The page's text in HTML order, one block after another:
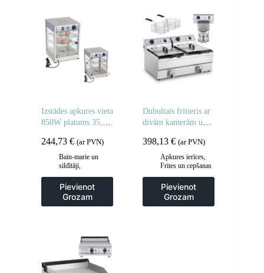
Izstādes apkures vieta
850W platums 35,5
244,73 € (ar PVN)
Bain-marie un
sildītāji,
Vitrīnu skapji un
apsildes skapji
Pievienot
Grozam
Dubultais fritieris ar
divām kamerām un
2x10L
398,13€ (ar PVN)
Apkures ierīces,
Frites un cepšanas
Gastronomija
Regulējamas
cepšanas iekārtas
Pievienot
Grozam